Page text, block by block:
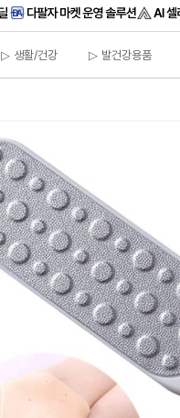
▷ 생활/건강 ▷ 발건강용품